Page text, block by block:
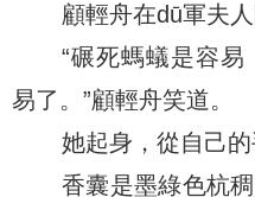
顧輕舟在dū軍夫
“碾死螞蟻是容
易了。”顧輕舟笑道。
她起身，從自己的
香囊是墨綠色杭